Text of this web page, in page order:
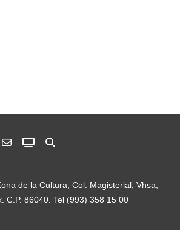
de la Cultura, Col. Magisterial, Vhsa,
C.P. 86040. Tel (993) 358 15 00